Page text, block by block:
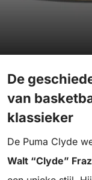
De
van
klassieker
De Puma Clyde
Walt “Clyde”